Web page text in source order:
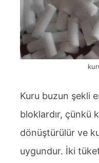
Kuru buzun şekli
bloklardır, çünkü
dönüştürülür ve
uygundur. İki